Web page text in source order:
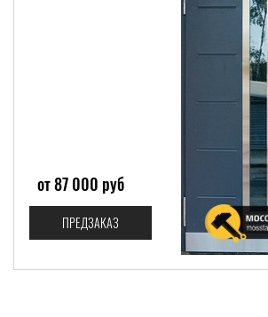
от 87 000 руб
ПРЕДЗАКАЗ